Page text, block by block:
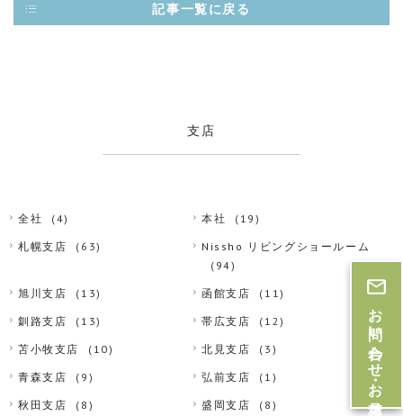
記事一覧に戻る
支店
全社 (4) 本社 (19)
札幌支店 (63)
Nissho リビングショールーム
(94)
旭川支店 (13) 函館支店 (11)
釧路支店 (13) 帯広支店 (12)
苫小牧支店 (10) 北見支店 (3)
青森支店 (9) 弘前支店 (1)
秋田支店 (8) 盛岡支店 (8)
お問い合わせ・お見積